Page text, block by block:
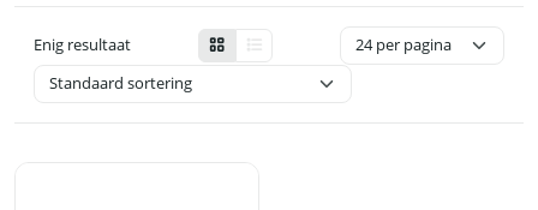
Enig resultaat